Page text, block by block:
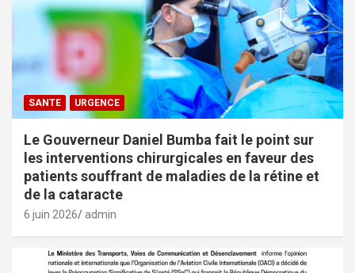
SANTE URGENCE
Le Gouverneur Daniel Bumba fait le point sur
les interventions chirurgicales en faveur des
patients souffrant de maladies de la rétine et
de la cataracte
6 juin 2026 admin